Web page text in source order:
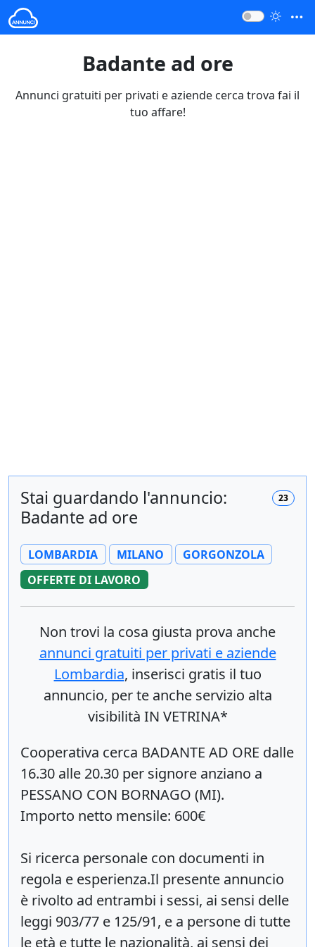
Badante ad ore
Annunci gratuiti per privati e aziende cerca trova fai il
tuo affare!
23
Stai guardando l'annuncio:
Badante ad ore
LOMBARDIA MILANO
GORGONZOLA
OFFERTE DI LAVORO
Non trovi la cosa giusta prova anche
annunci gratuiti per privati e aziende
Lombardia, inserisci gratis il tuo
annuncio, per te anche servizio alta
visibilità IN VETRINA*
Cooperativa cerca BADANTE AD ORE dalle
16.30 alle 20.30 per signore anziano a
PESSANO CON BORNAGO (MI).
Importo netto mensile: 600€
Si ricerca personale con documenti in
regola e esperienza.Il presente annuncio
è rivolto ad entrambi i sessi, ai sensi delle
leggi 903/77 e 125/91, e a persone di tutte
le età e tutte le nazionalità, ai sensi dei